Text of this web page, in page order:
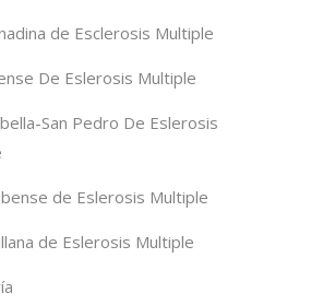
de Esclerosis Multiple
De Eslerosis Multiple
San Pedro De Eslerosis
de Eslerosis Multiple
de Eslerosis Multiple